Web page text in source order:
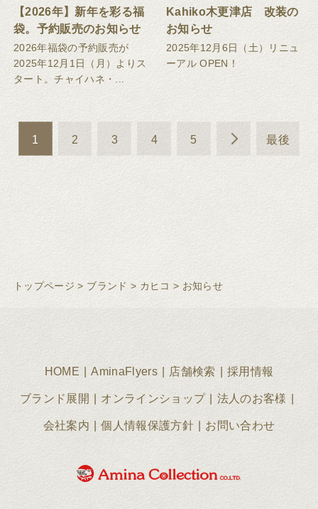
【2026年】新年を彩る福
袋。予約販売のお知らせ
2026年福袋の予約販売が
2025年12月1日（月）よりス
タート。チャイハネ・...
Kahiko木更津店 改装の
お知らせ
2025年12月6日（土）リニュ
ーアル OPEN！
1 2 3 4 5 最後
トップページ > ブランド > カヒコ > お知らせ
HOME AminaFlyers 店舗検索 採用情報
ブランド展開 オンラインショップ 法人のお客様
会社案内 個人情報保護方針 お問い合わせ